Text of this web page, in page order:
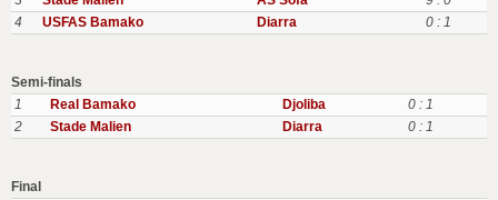
4
USFAS Bamako Diarra 0 : 1
Semi-finals
1
Real Bamako Djoliba
0 : 1
2
Stade Malien Diarra 0 : 1
Final